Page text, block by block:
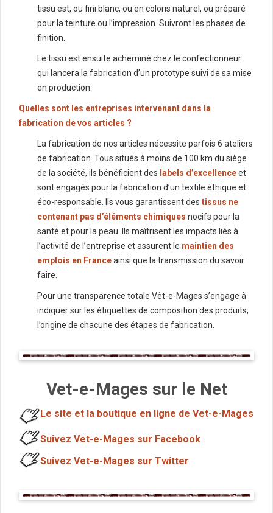
tissu est, ou fini blanc, ou en coloris naturel, ou préparé
pour la teinture ou l’impression. Suivront les phases de
finition.
Le tissu est ensuite acheminé chez le confectionneur
qui lancera la fabrication d’un prototype suivi de sa mise
en production.
Quelles sont les entreprises intervenant dans la
fabrication de vos articles ?
La fabrication de nos articles nécessite parfois 6 ateliers
de fabrication. Tous situés à moins de 100 km du siège
de la société, ils bénéficient des labels d’excellenceet
sont engagés pour la fabrication d’un textile éthique et
éco-responsable. Ils vous garantissent des tissus ne
contenant pas d’éléments chimiques nocifs pour la
santé et pour la peau. Ils maîtrisent les impacts liés à
l’activité de l’entreprise et assurent le maintien des
emplois en Franceainsi que la transmission du savoir
faire.
Pour une transparence totale Vêt-e-Mages s’engage à
indiquer sur les étiquettes de composition des produits,
l’origine de chacune des étapes de fabrication.
Vet-e-Mages sur le Net
Le site et la boutique en ligne de Vet-e-Mages
Suivez Vet-e-Mages sur Facebook
Suivez Vet-e-Mages sur Twitter